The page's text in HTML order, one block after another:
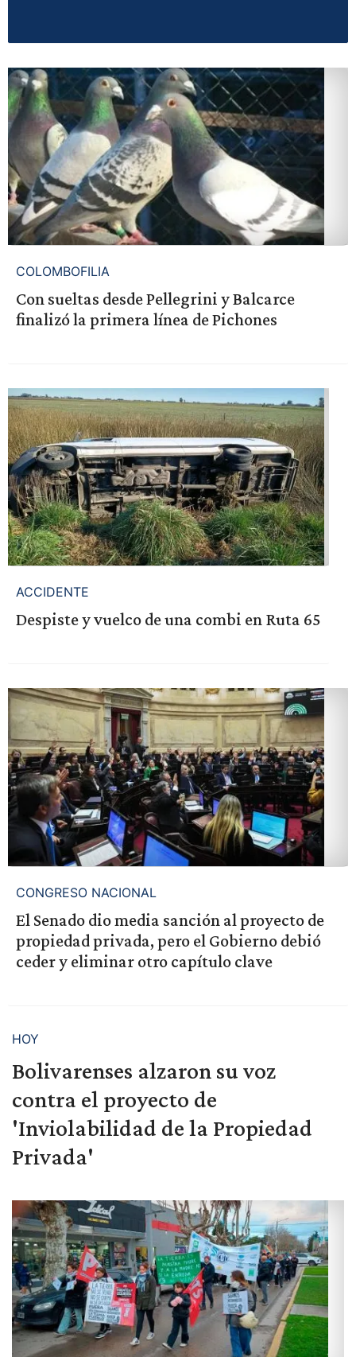
COLOMBOFILIA
Con sueltas desde Pellegrini y Balcarce
finalizó la primera línea de Pichones
ACCIDENTE
Despiste y vuelco de una combi en Ruta 65
CONGRESO NACIONAL
El Senado dio media sanción al proyecto de
propiedad privada, pero el Gobierno debió
ceder y eliminar otro capítulo clave
HOY
Bolivarenses alzaron su voz
contra el proyecto de
'Inviolabilidad de la Propiedad
Privada'